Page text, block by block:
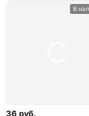
В
36 руб.